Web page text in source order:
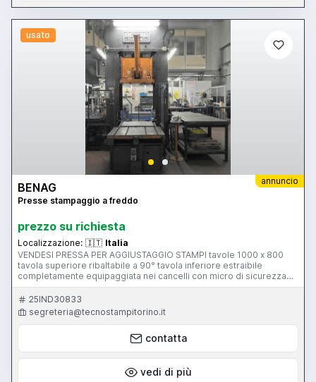
usato
annuncio
BENAG
Presse stampaggio a freddo
prezzo su richiesta
Localizzazione: 🇮🇹 Italia
VENDESI PRESSA PER AGGIUSTAGGIO STAMPI tavole 1000 x 800
tavola superiore ribaltabile a 90° tavola inferiore estraibile
completamente equipaggiata nei cancelli con micro di sicurezza
Trattativa privata, sé interessati telefonare tel. 011/9084899 – Cell.
348-3938136
25IND30833
segreteria@tecnostampitorino.it
contatta
vedi di più